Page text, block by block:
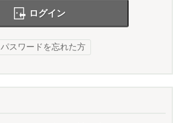
ログイン
パスワードを忘れた方